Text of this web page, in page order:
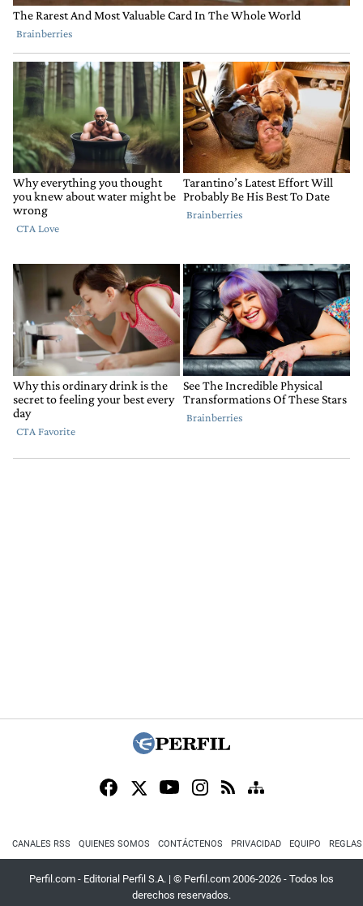
CANALES RSS QUIENES SOMOS CONTÁCTENOS PRIVACIDAD EQUIPO
Perfil.com - Editorial Perfil S.A. | © Perfil.com 2006-2026 - Todos los
derechos reservados.